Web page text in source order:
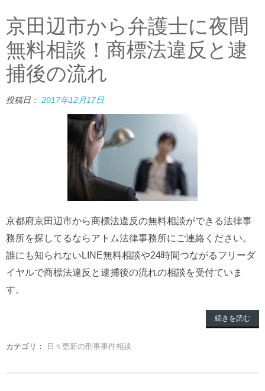
京田辺市から弁護士に夜間
無料相談！商標法違反と逮
捕後の流れ
投稿日： 2017年12月17日
京都府京田辺市から商標法違反の無料相談ができる法律事
務所を探してるならアトム法律事務所にご連絡ください。
誰にも知られないLINE無料相談や24時間つながるフリーダ
イヤルで商標法違反と逮捕後の流れの相談を受付ていま
す。
続きを読む
カテゴリ： 日々更新の刑事事件相談